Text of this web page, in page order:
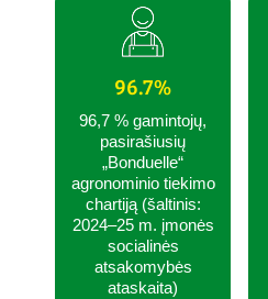
96.7%
96,7 % gamintojų,
pasirašiusių
„Bonduelle“
agronominio tiekimo
chartiją (šaltinis:
2024–25 m. įmonės
socialinės
atsakomybės
ataskaita)